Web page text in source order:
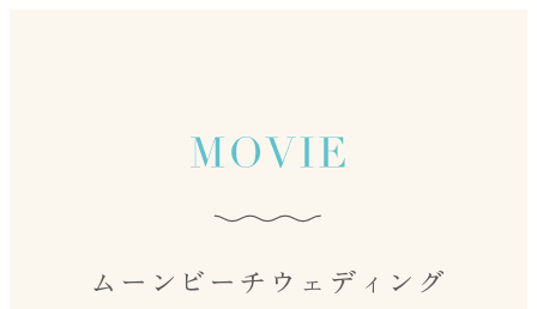
ムーンビーチウェディング